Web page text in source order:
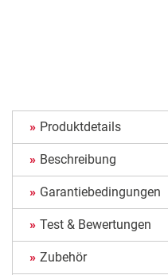
Produktdetails
Beschreibung
Garantiebedingungen
Test & Bewertungen
Zubehör